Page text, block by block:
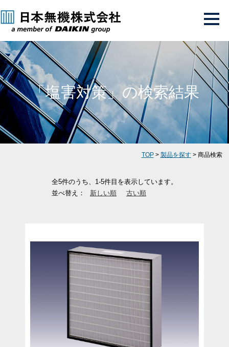
「塩害対策」の検索結果
TOP> 製品を探す> 商品検索
全5件のうち、1-5件目を表示しています。
並べ替え：
新しい順 古い順